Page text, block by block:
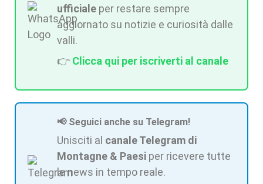
ufficiale per restare sempre
aggiornato su notizie e curiosità dalle
valli.
👉 Clicca qui per iscriverti al canale
📢 Seguici anche su Telegram!
Unisciti al canale Telegram di
Montagne & Paesi per ricevere tutte
le news in tempo reale.